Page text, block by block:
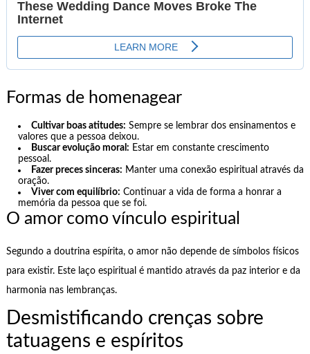
Formas de homenagear
Cultivar boas atitudes: Sempre se lembrar dos ensinamentos e
valores que a pessoa deixou.
Buscar evolução moral: Estar em constante crescimento
pessoal.
Fazer preces sinceras: Manter uma conexão espiritual através da
oração.
Viver com equilíbrio: Continuar a vida de forma a honrar a
memória da pessoa que se foi.
O amor como vínculo espiritual
Segundo a doutrina espírita, o amor não depende de símbolos físicos
para existir. Este laço espiritual é mantido através da paz interior e da
harmonia nas lembranças.
Desmistificando crenças sobre
tatuagens e espíritos